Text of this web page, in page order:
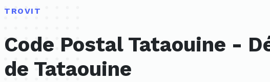
TROVIT
Code Postal Tataouine -
de Tataouine